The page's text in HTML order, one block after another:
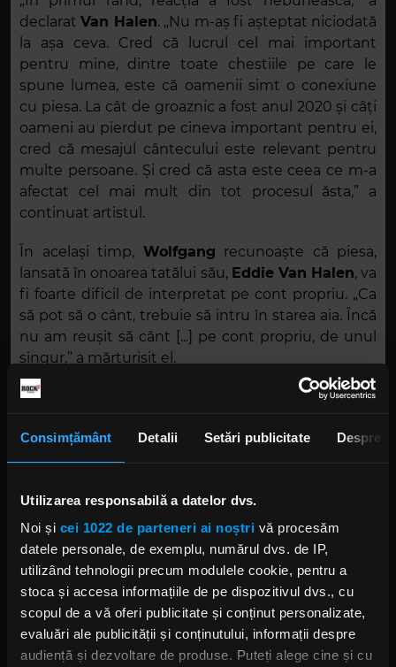
Consimțământ Detalii Setări publicitate Despre
Utilizarea responsabilă a datelor dvs.
Noi și cei 1022 de parteneri ai noștri vă procesăm
datele personale, de exemplu, numărul dvs. de IP,
utilizând tehnologii precum modulele cookie, pentru a
stoca și accesa informațiile de pe dispozitivul dvs., cu
scopul de a vă oferi publicitate și conținut personalizate,
evaluări ale publicității și conținutului, informații despre
audiență și dezvoltare de produse. Puteți alege cine și cu
declaratVan Halen. „Nu m-aș fi așteptat niciodată
la așa ceva. Cred că lucrul cel mai important
pentru mine, dintre toate chestiile pe care le
spune lumea, este că oamenii simt o conexiune
cu piesa. La cât de groaznic a fost anul 2020 și câți
oameni au pierdut pe cineva important pentru ei,
cred că mesajul cântecului este relevant pentru
multe persoane. Și cred că asta este ceea ce m-a
afectat cel mai mult din tot procesul ăsta,” a
continuat artistul.
În același timp, Wolfgang recunoaște că piesa,
lansată în onoarea tatălui său, Eddie Van Halen, va
fi foarte dificil de interpretat pe cont propriu. „Ca
să pot să o cânt, trebuie să intru în starea aia. Încă
nu am reușit să cânt [...] pe cont propriu, de unul
singur,” a mărturisit el.
„DIstance”
a fost lansată sub numele de scenă
cum ți-am relatataici , piesa a debutat pe prima
poziție în clasamentul